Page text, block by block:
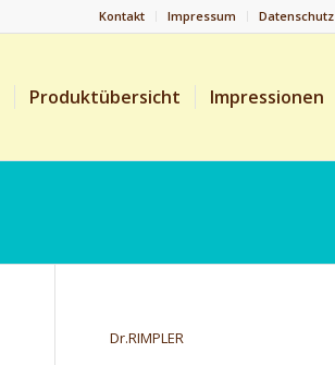
Kontakt Impressum Datenschutz
Produktübersicht Impressionen
Dr.RIMPLER